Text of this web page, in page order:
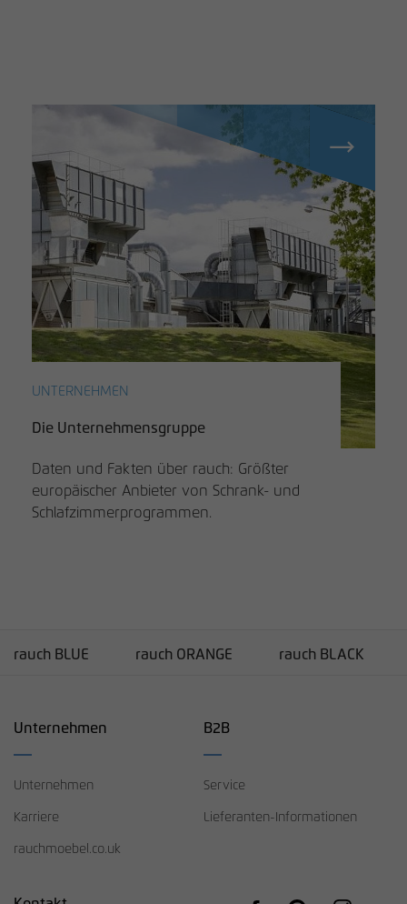
UNTERNEHMEN
Die Unternehmensgruppe
Daten und Fakten über rauch: Größter
europäischer Anbieter von Schrank- und
Schlafzimmerprogrammen.
rauch BLUE rauch ORANGE rauch BLACK
Unternehmen
Unternehmen
Karriere
rauchmoebel.co.uk
B2B
Service
Lieferanten-Informationen